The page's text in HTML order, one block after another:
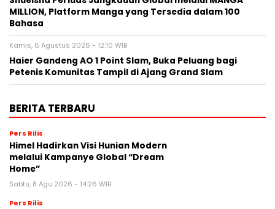
MILLION, Platform Manga yang Tersedia dalam 100
Bahasa
Kamis, 6 Agustus 2026 - 12:10 WIB
Haier Gandeng AO 1 Point Slam, Buka Peluang bagi
Petenis Komunitas Tampil di Ajang Grand Slam
BERITA TERBARU
Pers Rilis
Himel Hadirkan Visi Hunian Modern
melalui Kampanye Global “Dream
Home”
Sabtu, 8 Agu 2026 - 14:26 WIB
Pers Rilis